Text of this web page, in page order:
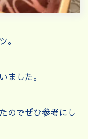
。
ました。
のでぜひ参考にし